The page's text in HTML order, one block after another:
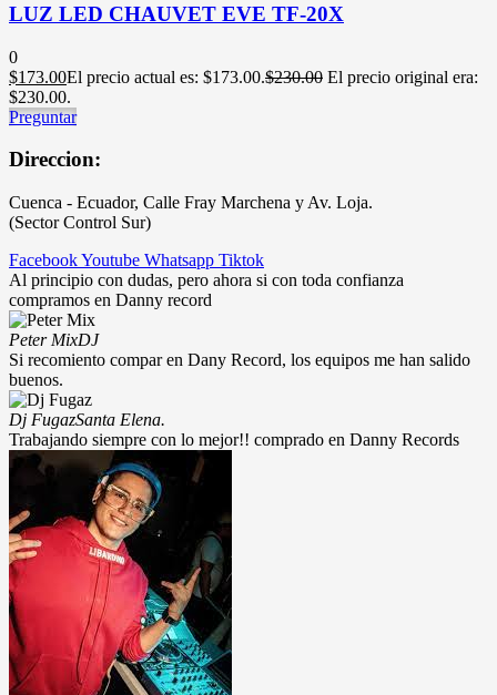
LUZ LED CHAUVET EVE TF-20X
0
$173.00El precio actual es: $173.00.$230.00 El precio original era:
$230.00.
Preguntar
Direccion:
Cuenca - Ecuador, Calle Fray Marchena y Av. Loja.
(Sector Control Sur)
FacebookYoutube Whatsapp Tiktok
Al principio con dudas, pero ahora si con toda confianza
compramos en Danny record
Peter MixDJ
Si recomiento compar en Dany Record, los equipos me han salido
buenos.
Dj FugazSanta Elena.
Trabajando siempre con lo mejor!! comprado en Danny Records